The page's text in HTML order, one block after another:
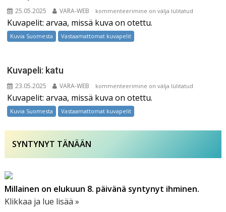
25.05.2025 VARA-WEB
Kuvapeli:
kirkko
kommenteerimine on välja lülitatud
Kuvapelit: arvaa, missä kuva on otettu.
Kuvia Suomesta Vastaamattomat kuvapelit
Kuvapeli: katu
23.05.2025 VARA-WEB
Kuvapeli:
katu
kommenteerimine on välja lülitatud
Kuvapelit: arvaa, missä kuva on otettu.
Kuvia Suomesta Vastaamattomat kuvapelit
SYNTYNYT TÄNÄÄN
Millainen on elukuun 8. päivänä syntynyt ihminen.
Klikkaa ja lue lisää »